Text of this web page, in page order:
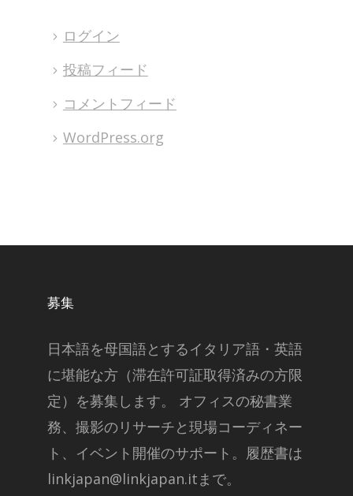
ログイン
投稿フィード
コメントフィード
WordPress.org
募集
日本語を母国語とするイタリア語・英語
に堪能な方（滞在許可証取得済みの方限
定）を募集します。 オフィスの秘書業
務、撮影のリサーチと現場コーディネー
ト、イベント開催のサポート。履歴書は
linkjapan@linkjapan.itまで。